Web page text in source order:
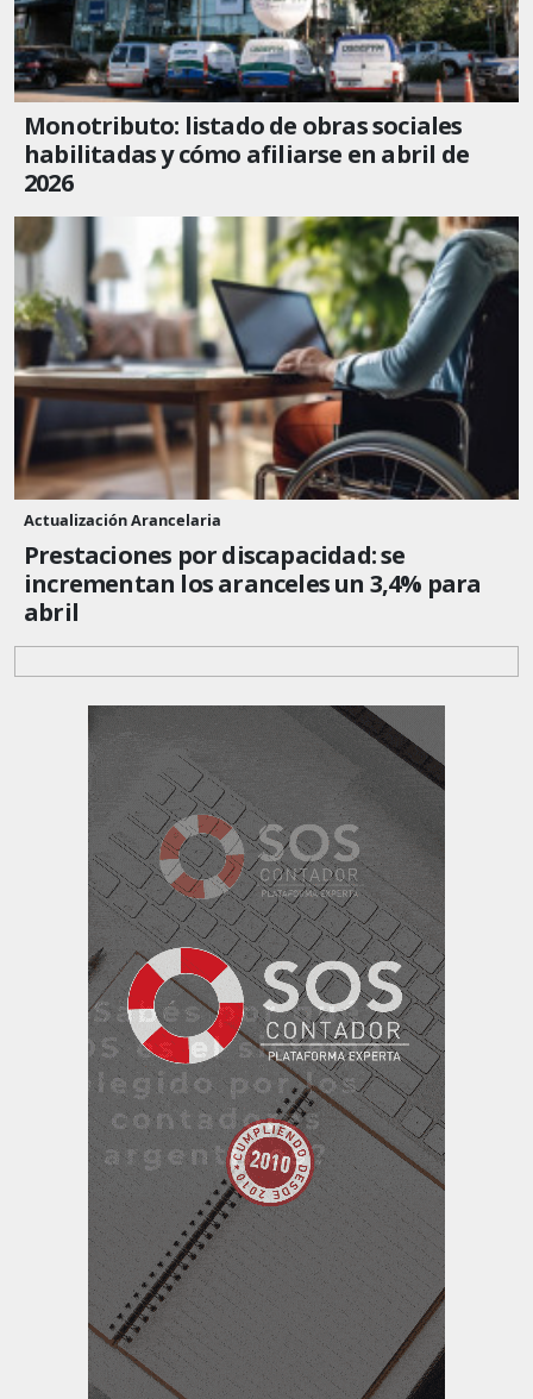
Monotributo: listado de obras sociales
habilitadas y cómo afiliarse en abril de
2026
Actualización Arancelaria
Prestaciones por discapacidad: se
incrementan los aranceles un 3,4% para
abril